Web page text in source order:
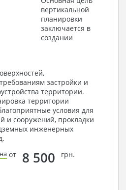
конструкций
внешних отделок
– спецификация
– сечения и
в конструкциях
проекту
и расчеты фундаментов
– схемы расположения
перекрытий
на стены или Узлы
– схемы расположения
вертикальной
планировки
заключается в
создании
застройки и
территории.
территории
условия для
и сооружений, прокладки
инженерных
от 8 500 грн.